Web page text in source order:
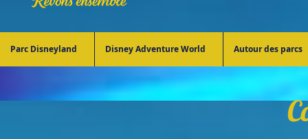
Parc Disneyland Disney Adventure World Autour des parcs